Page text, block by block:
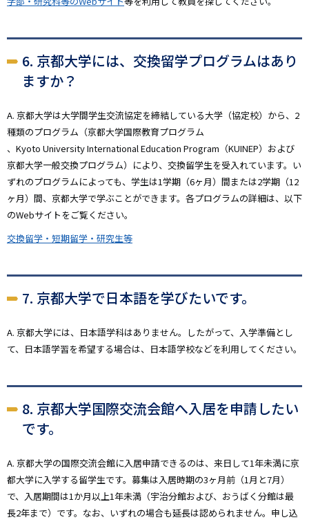
6. 京都大学には、交換留学プログラムはあり
ますか？
A. 京都大学は大学間学生交流協定を締結している大学（協定校）から、2
種類のプログラム（京都大学国際教育プログラム
、Kyoto University International Education Program（KUINEP）および
京都大学一般交換プログラム）により、交換留学生を受入れています。い
ずれのプログラムによっても、学生は1学期（6ヶ月）間または2学期（12
ヶ月）間、京都大学で学ぶことができます。各プログラムの詳細は、以下
のWebサイトをご覧ください。
交換留学・短期留学・研究生等
7. 京都大学で日本語を学びたいです。
A. 京都大学には、日本語学科はありません。したがって、入学準備とし
て、日本語学習を希望する場合は、日本語学校などを利用してください。
8. 京都大学国際交流会館へ入居を申請したい
です。
A. 京都大学の国際交流会館に入居申請できるのは、来日して1年未満に京
都大学に入学する留学生です。募集は入居時期の3ヶ月前（1月と7月）
で、入居期間は1か月以上1年未満（宇治分館および、おうばく分館は最
長2年まで）です。なお、いずれの場合も延長は認められません。申し込